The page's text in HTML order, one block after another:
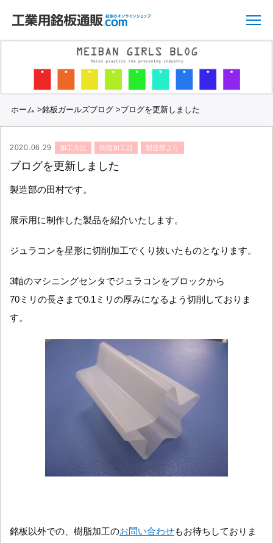
ホーム >銘板ガールズブログ>ブログを更新しました
2020.06.29 加工方法 樹脂加工品 製造部より
ブログを更新しました
製造部の田村です。
展示用に制作した製品を紹介いたします。
ジュラコンを星形に切削加工でくり抜いたものとなります。
3軸のマシニングセンタでジュラコンをブロックから
70ミリの長さまで0.1ミリの厚みになるよう切削しておりま
す。
銘板以外での、樹脂加工のお問い合わせもお待ちしておりま